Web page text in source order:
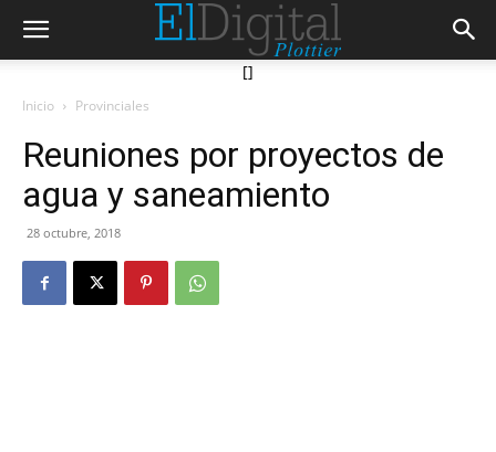
[]
Inicio Provinciales
Reuniones por proyectos de
agua y saneamiento
28 octubre, 2018